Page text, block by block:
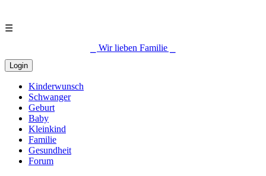
☰
⎯ Wir lieben Familie ⎯
Login
Kinderwunsch
Schwanger
Geburt
Baby
Kleinkind
Familie
Gesundheit
Forum